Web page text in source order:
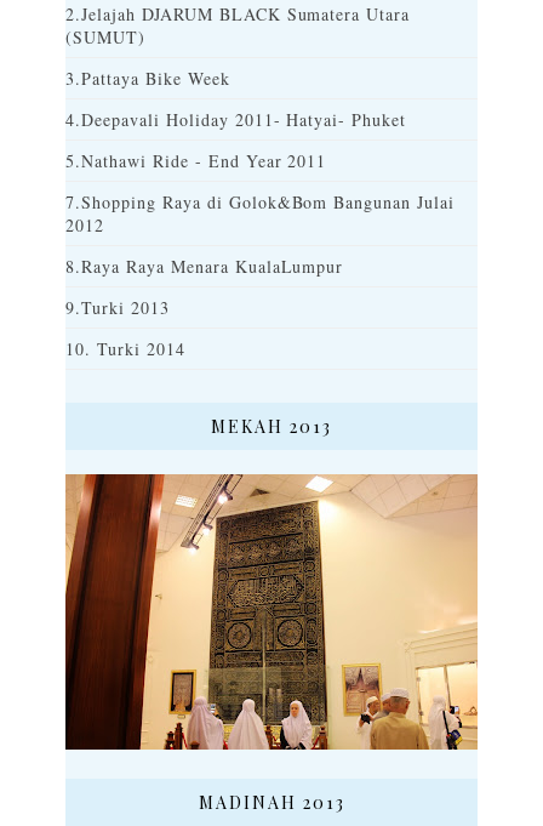
2.Jelajah DJARUM BLACK Sumatera Utara
(SUMUT)
3.Pattaya Bike Week
4.Deepavali Holiday 2011- Hatyai- Phuket
5.Nathawi Ride - End Year 2011
7.Shopping Raya di Golok&Bom Bangunan Julai
2012
8.Raya Raya Menara KualaLumpur
9.Turki 2013
10. Turki 2014
MEKAH 2013
MADINAH 2013